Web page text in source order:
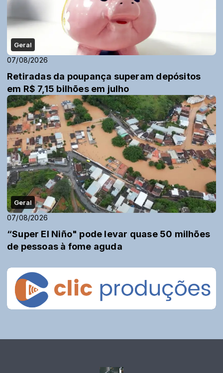
Geral
07/08/2026
Retiradas da poupança superam depósitos
em R$ 7,15 bilhões em julho
Geral
07/08/2026
“Super El Niño" pode levar quase 50 milhões
de pessoas à fome aguda